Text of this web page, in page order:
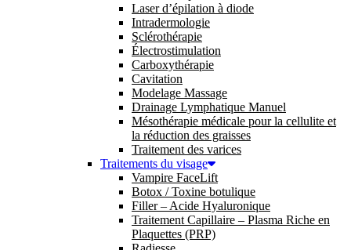
Laser d’épilation à diode
Intradermologie
Sclérothérapie
Électrostimulation
Carboxythérapie
Cavitation
Modelage Massage
Drainage Lymphatique Manuel
Mésothérapie médicale pour la cellulite et
la réduction des graisses
Traitement des varices
Traitements du visage
Vampire FaceLift
Botox / Toxine botulique
Filler – Acide Hyaluronique
Traitement Capillaire – Plasma Riche en
Plaquettes (PRP)